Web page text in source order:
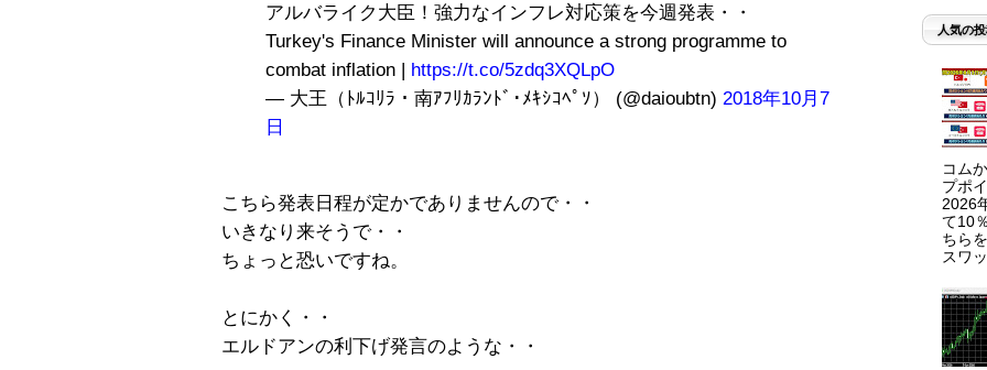
アルバライク大臣！強力なインフレ対応策を今週発表・・
Turkey's Finance Minister will announce a strong programme to
combat inflation | https://t.co/5zdq3XQLpO
— 大王（ﾄﾙｺﾘﾗ・南ｱﾌﾘｶﾗﾝﾄﾞ･ﾒｷｼｺﾍﾟｿ） (@daioubtn) 2018年10月7
日
こちら発表日程が定かでありませんので・・
いきなり来そうで・・
ちょっと恐いですね。
とにかく・・
エルドアンの利下げ発言のような・・
人気の
コム
プポ
2026
て10
ちら
スワ